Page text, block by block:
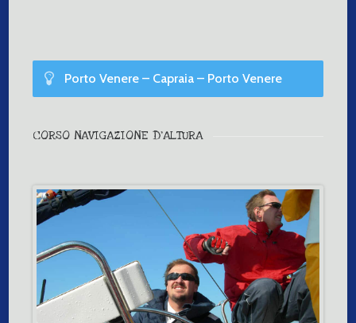
Porto Venere – Capraia – Porto Venere
CORSO NAVIGAZIONE D'ALTURA